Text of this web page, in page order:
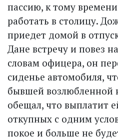
пассию, к тому
работать в столицу.
приедет домой в
Дане встречу и повез
словам офицера, он
сиденье автомобиля,
бывшей возлюбленной
обещал, что выплатит
откупных с одним
покое и больше не